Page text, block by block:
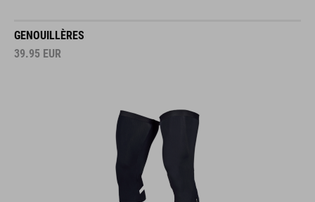
GENOUILLÈRES
39.95 EUR